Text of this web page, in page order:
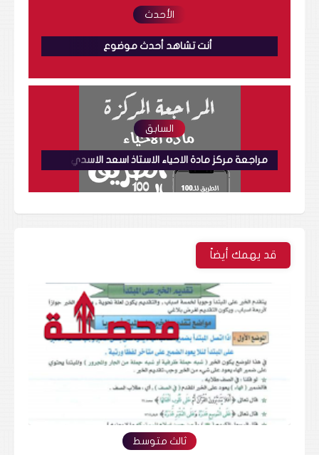
الأحدث
أنت تشاهد أحدث موضوع
السابق
مراجعة مركز مادة الاحياء الاستاذ اسعد الاسدي 2021
قد يهمك أيضاً
ثالث متوسط